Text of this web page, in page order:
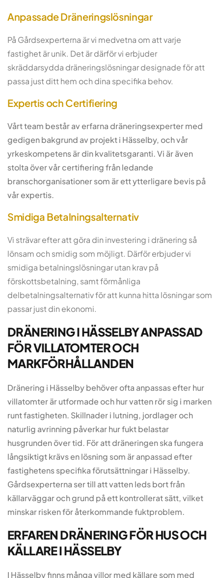
Anpassade Dräneringslösningar
På Gårdsexperterna är vi medvetna om att varje
fastighet är unik. Det är därför vi erbjuder
skräddarsydda dräneringslösningar designade för att
passa just ditt hem och dina specifika behov.
Expertis och Certifiering
Vårt team består av erfarna dräneringsexperter med
gedigen bakgrund av projekt i Hässelby, och vår
yrkeskompetens är din kvalitetsgaranti. Vi är även
stolta över vår certifiering från ledande
branschorganisationer som är ett ytterligare bevis på
vår expertis.
Smidiga Betalningsalternativ
Vi strävar efter att göra din investering i dränering så
lönsam och smidig som möjligt. Därför erbjuder vi
smidiga betalningslösningar utan krav på
förskottsbetalning, samt förmånliga
delbetalningsalternativ för att kunna hitta lösningar som
passar just din ekonomi.
DRÄNERING I HÄSSELBY ANPASSAD
FÖR VILLATOMTER OCH
MARKFÖRHÅLLANDEN
Dränering i Hässelby behöver ofta anpassas efter hur
villatomter är utformade och hur vatten rör sig i marken
runt fastigheten. Skillnader i lutning, jordlager och
naturlig avrinning påverkar hur fukt belastar
husgrunden över tid. För att dräneringen ska fungera
långsiktigt krävs en lösning som är anpassad efter
fastighetens specifika förutsättningar i Hässelby.
Gårdsexperterna ser till att vatten leds bort från
källarväggar och grund på ett kontrollerat sätt, vilket
minskar risken för återkommande fuktproblem.
ERFAREN DRÄNERING FÖR HUS OCH
KÄLLARE I HÄSSELBY
I Hässelby finns många villor med källare som med